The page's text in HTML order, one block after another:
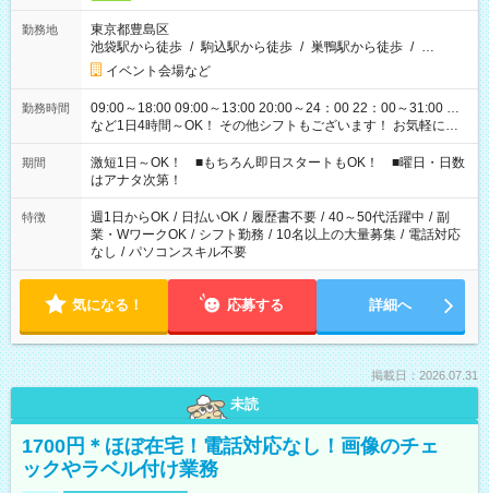
勤務地
東京都豊島区
池袋駅から徒歩 / 駒込駅から徒歩 / 巣鴨駅から徒歩 / …
イベント会場など
勤務時間
09:00～18:00 09:00～13:00 20:00～24：00 22：00～31:00 …
など1日4時間～OK！ その他シフトもございます！ お気軽にご
相談ください！
期間
激短1日～OK！ ■もちろん即日スタートもOK！ ■曜日・日数
はアナタ次第！
特徴 週1日からOK / 日払いOK / 履歴書不要 / 40～50代活躍中 / 副
業・WワークOK / シフト勤務 / 10名以上の大量募集 / 電話対応
なし / パソコンスキル不要
気になる！ 応募する 詳細へ
掲載日：2026.07.31
未読
1700円＊ほぼ在宅！電話対応なし！画像のチェ
ックやラベル付け業務